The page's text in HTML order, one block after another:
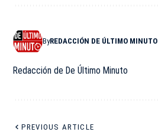
ByREDACCIÓN DE ÚLTIMO MINUTO
Redacción de De Último Minuto
PREVIOUS ARTICLE